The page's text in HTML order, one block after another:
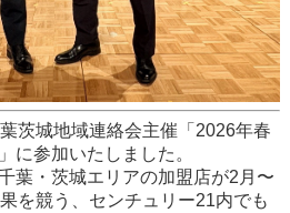
茨城地域連絡会主催「2026年春
に参加いたしました。
葉・茨城エリアの加盟店が2月〜
を競う、センチュリー21内でも